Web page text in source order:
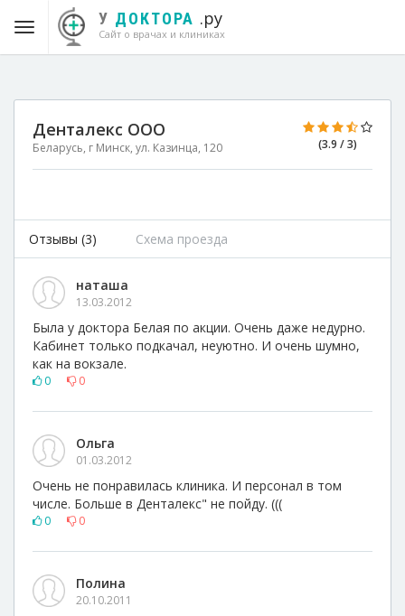
У ДОКТОРА .ру
Сайт о врачах и клиниках
(3.9 / 3)
Денталекс ООО
Беларусь, г Минск, ул. Казинца, 120
Отзывы (3) Схема проезда
наташа
13.03.2012
Была у доктора Белая по акции. Очень даже недурно.
Кабинет только подкачал, неуютно. И очень шумно,
как на вокзале.
0 0
Ольга
01.03.2012
Очень не понравилась клиника. И персонал в том
числе. Больше в Денталекс" не пойду. (((
0 0
Полина
20.10.2011